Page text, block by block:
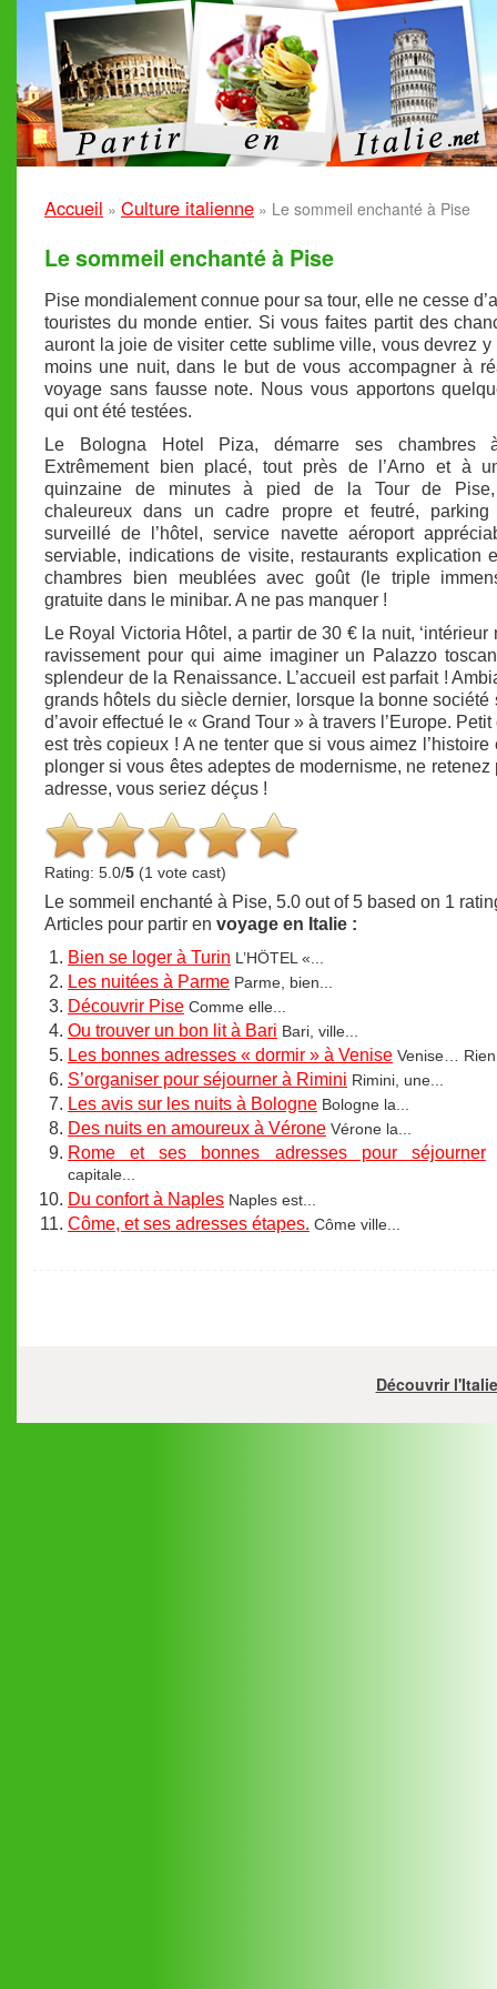
Accueil » Culture italienne » Le sommeil enchanté à Pise
Le sommeil enchanté à Pise
Pise mondialement connue pour sa tour, elle ne cesse
touristes du monde entier. Si vous faites partit des
auront la joie de visiter cette sublime ville, vous devrez y
moins une nuit, dans le but de vous accompagner à
voyage sans fausse note. Nous vous apportons
qui ont été testées.
Le Bologna Hotel Piza, démarre ses
Extrêmement bien placé, tout près de l’Arno et à
quinzaine de minutes à pied de la Tour de Pise,
chaleureux dans un cadre propre et feutré,
surveillé de l’hôtel, service navette aéroport
serviable, indications de visite, restaurants explication
chambres bien meublées avec goût (le triple
gratuite dans le minibar. A ne pas manquer !
Le Royal Victoria Hôtel, a partir de 30 € la nuit, ‘intérieur
ravissement pour qui aime imaginer un Palazzo
splendeur de la Renaissance. L’accueil est parfait !
grands hôtels du siècle dernier, lorsque la bonne société
d’avoir effectué le « Grand Tour » à travers l’Europe.
est très copieux ! A ne tenter que si vous aimez l’histoire
plonger si vous êtes adeptes de modernisme, ne retenez
adresse, vous seriez déçus !
Rating: 5.0/5 (1 vote cast)
Le sommeil enchanté à Pise, 5.0 out of5 based on 1
Articles pour partir en voyage en Italie :
Bien se loger à Turin L’HÖTEL «...
Les nuitées à Parme Parme, bien...
Découvrir Pise Comme elle...
Ou trouver un bon lit à Bari Bari, ville...
Les bonnes adresses « dormir » à Venise Venise…
S’organiser pour séjourner à Rimini Rimini, une...
Les avis sur les nuits à Bologne Bologne la...
Des nuits en amoureux à Vérone Vérone la...
Rome et ses bonnes adresses pour séjourner
capitale...
Du confort à Naples Naples est...
Côme, et ses adresses étapes. Côme ville...
Découvrir